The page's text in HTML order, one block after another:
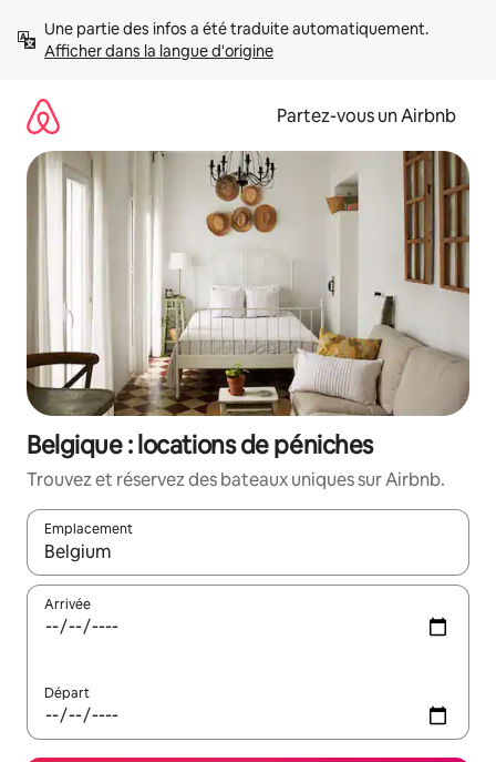
directement
Afficher dans la langue d'origine
Partez-vous un Airbnb
Belgique : locations de péniches
Trouvez et réservez des bateaux uniques sur Airbnb.
Emplacement
Quand les résultats sont affichés, parcourez-les en utilisant
Arrivée
Départ